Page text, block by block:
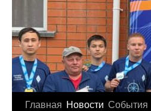
Главная Новости События